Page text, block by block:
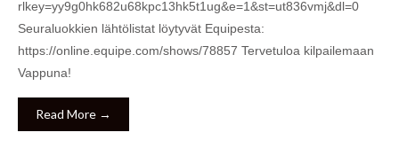
rlkey=yy9g0hk682u68kpc13hk5t1ug&e=1&st=ut836vmj&dl=0
Seuraluokkien lähtölistat löytyvät Equipesta:
https://online.equipe.com/shows/78857 Tervetuloa kilpailemaan
Vappuna!
Read More →